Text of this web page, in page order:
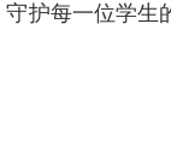
护每一位学生